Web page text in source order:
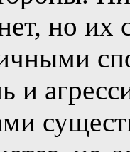
но их
и